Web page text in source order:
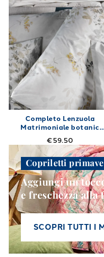
Completo Lenzuola
Matrimoniale botanic
Shabby Chic in Cotone
240X280
€59.50
Copriletti
Aggiungi un
e freschezza alla
SCOPRI TUTTI I